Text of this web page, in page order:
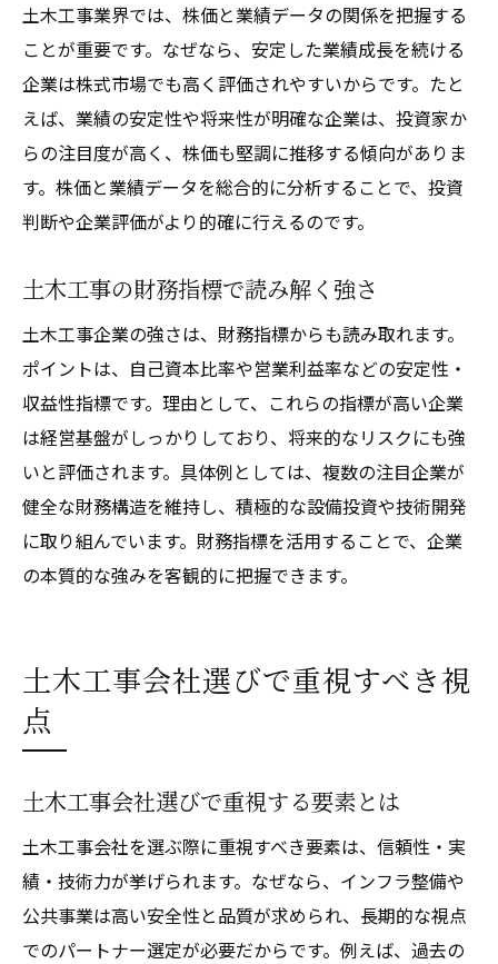
土木工事業界では、株価と業績データの関係を把握する
ことが重要です。なぜなら、安定した業績成長を続ける
企業は株式市場でも高く評価されやすいからです。たと
えば、業績の安定性や将来性が明確な企業は、投資家か
らの注目度が高く、株価も堅調に推移する傾向がありま
す。株価と業績データを総合的に分析することで、投資
判断や企業評価がより的確に行えるのです。
土木工事の財務指標で読み解く強さ
土木工事企業の強さは、財務指標からも読み取れます。
ポイントは、自己資本比率や営業利益率などの安定性・
収益性指標です。理由として、これらの指標が高い企業
は経営基盤がしっかりしており、将来的なリスクにも強
いと評価されます。具体例としては、複数の注目企業が
健全な財務構造を維持し、積極的な設備投資や技術開発
に取り組んでいます。財務指標を活用することで、企業
の本質的な強みを客観的に把握できます。
土木工事会社選びで重視すべき視
点
土木工事会社選びで重視する要素とは
土木工事会社を選ぶ際に重視すべき要素は、信頼性・実
績・技術力が挙げられます。なぜなら、インフラ整備や
公共事業は高い安全性と品質が求められ、長期的な視点
でのパートナー選定が必要だからです。例えば、過去の